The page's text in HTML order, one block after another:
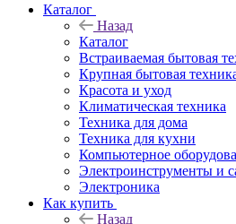
Каталог
Назад
Каталог
Встраиваемая бытовая
Крупная бытовая
Красота и уход
Климатическая техника
Техника для дома
Техника для кухни
Компьютерное
Электроинструменты и
Электроника
Как купить
Назад